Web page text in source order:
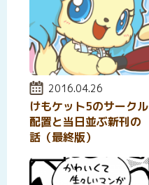
投稿日:
2016.04.26
けもケット5のサークル
配置と当日並ぶ新刊の
話（最終版）